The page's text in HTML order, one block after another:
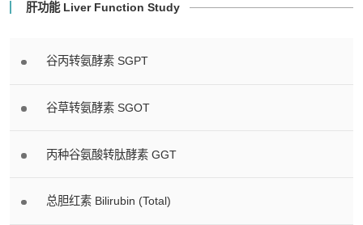
肝功能 Liver Function Study
谷丙转氨酵素 SGPT
谷草转氨酵素 SGOT
丙种谷氨酸转肽酵素 GGT
总胆红素 Bilirubin (Total)